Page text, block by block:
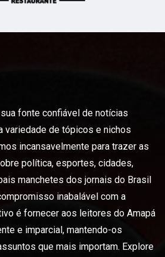
sua fonte confiável de notícias
variedade de tópicos e nichos
incansavelmente para trazer as
política, esportes, cidades,
manchetes dos jornais do Brasil
inabalável com a
é fornecer aos leitores do Amapá
e imparcial, mantendo-os
que mais importam. Explore